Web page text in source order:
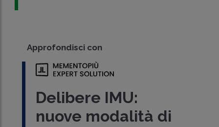
Approfondisci con
Delibere IMU:
nuove modalità di